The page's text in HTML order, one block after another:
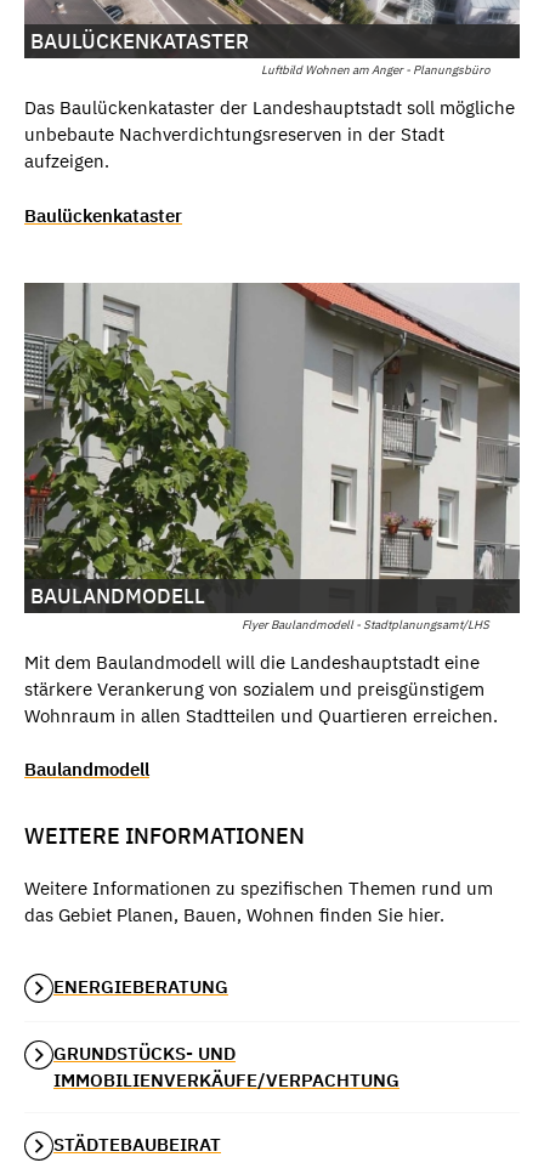
Luftbild Wohnen am Anger - Planungsbüro
BAULÜCKENKATASTER
Das Baulückenkataster der Landeshauptstadt soll mögliche
unbebaute Nachverdichtungsreserven in der Stadt
aufzeigen.
Baulückenkataster
Flyer Baulandmodell - Stadtplanungsamt/LHS
BAULANDMODELL
Mit dem Baulandmodell will die Landeshauptstadt eine
stärkere Verankerung von sozialem und preisgünstigem
Wohnraum in allen Stadtteilen und Quartieren erreichen.
Baulandmodell
WEITERE INFORMATIONEN
Weitere Informationen zu spezifischen Themen rund um
das Gebiet Planen, Bauen, Wohnen finden Sie hier.
ENERGIEBERATUNG
GRUNDSTÜCKS- UND
IMMOBILIENVERKÄUFE/VERPACHTUNG
STÄDTEBAUBEIRAT